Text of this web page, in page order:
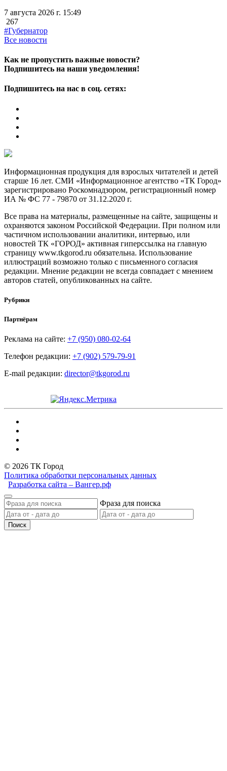
7 августа 2026 г. 15:49
267
#Губернатор
Все новости
Как не пропустить важные новости?
Подпишитесь на наши уведомления!
Подпишитесь на нас в соц. сетях:
Информационная продукция для взрослых читателей и детей
старше 16 лет. СМИ «Информационное агентство «ТК Город»
зарегистрировано Роскомнадзором, регистрационный номер
ИА № ФС 77 - 79870 от 31.12.2020 г.
Все права на материалы, размещенные на сайте, защищены и
охраняются законом Российской Федерации. При полном или
частичном использовании аналитики, интервью, или
новостей ТК «ГОРОД» активная гиперссылка на главную
страницу www.tkgorod.ru обязательна. Использование
иллюстраций возможно только с письменного согласия
редакции. Мнение редакции не всегда совпадает с мнением
авторов статей, опубликованных на сайте.
Рубрики
Партнёрам
Реклама на сайте: +7 (950) 080-02-64
Телефон редакции: +7 (902) 579-79-91
E-mail редакции: director@tkgorod.ru
© 2026 ТК Город
Политика обработки персональных данных
Разработка сайта – Вангер.рф
Фраза для поиска
Поиск